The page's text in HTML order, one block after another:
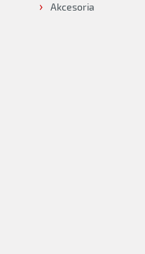
Akcesoria